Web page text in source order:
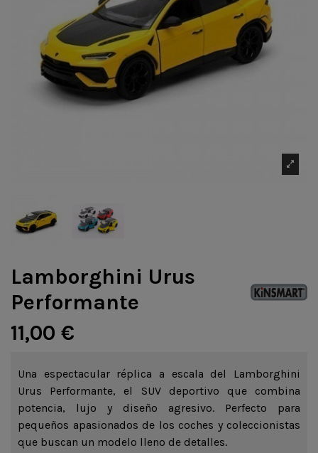
Lamborghini Urus
Performante
11,00 €
Una espectacular réplica a escala del Lamborghini
Urus Performante, el SUV deportivo que combina
potencia, lujo y diseño agresivo. Perfecto para
pequeños apasionados de los coches y coleccionistas
que buscan un modelo lleno de detalles.